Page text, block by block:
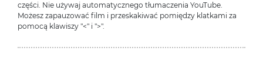
części. Nie używaj automatycznego tłumaczenia YouTube.
Możesz zapauzować film i przeskakiwać pomiędzy klatkami za
pomocą klawiszy "<" i ">".